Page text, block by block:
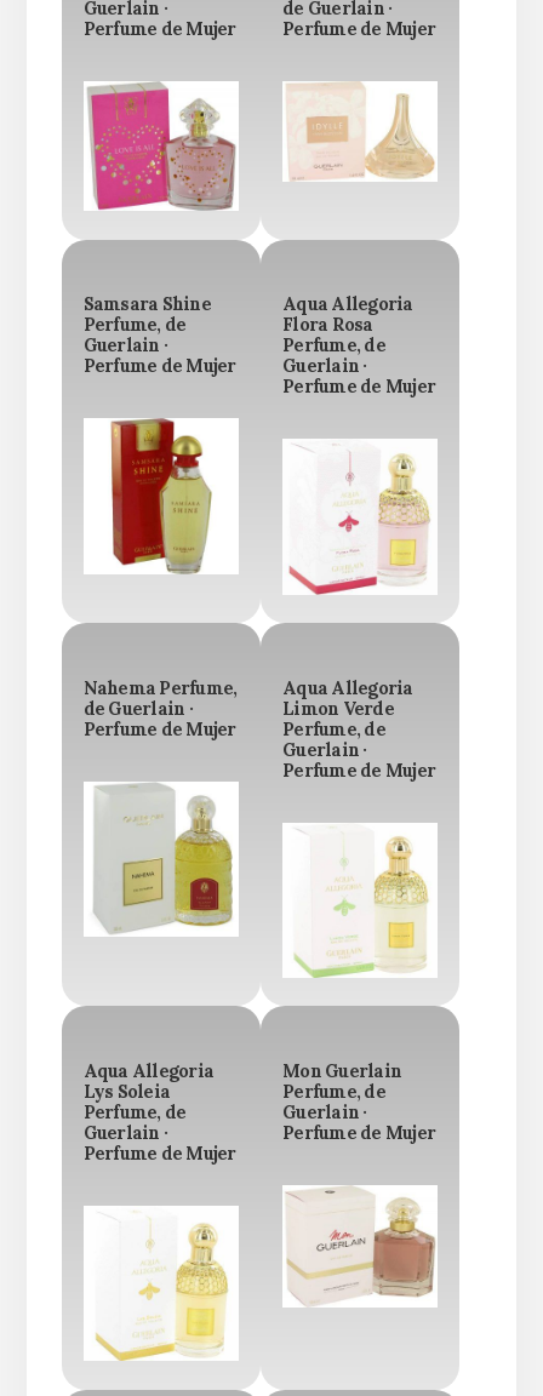
Guerlain ·
Perfume de Mujer
de Guerlain ·
Perfume de Mujer
Samsara Shine
Perfume, de
Guerlain ·
Perfume de Mujer
Aqua Allegoria
Flora Rosa
Perfume, de
Guerlain ·
Perfume de Mujer
Nahema Perfume,
de Guerlain ·
Perfume de Mujer
Aqua Allegoria
Limon Verde
Perfume, de
Guerlain ·
Perfume de Mujer
Aqua Allegoria
Lys Soleia
Perfume, de
Guerlain ·
Perfume de Mujer
Mon Guerlain
Perfume, de
Guerlain ·
Perfume de Mujer